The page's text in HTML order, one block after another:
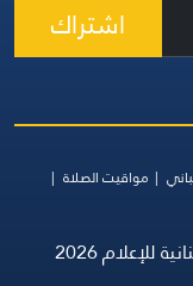
اشتراك
مواقيت الصلاة
2026